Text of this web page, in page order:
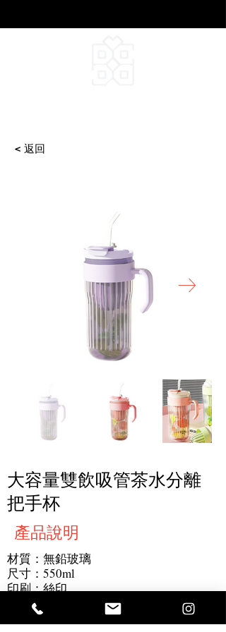
< 返回
大容量雙飲吸管茶水分離
把手杯
產品說明
材質：無鉛玻璃
尺寸：550ml
印刷：絲印
最小起訂量：100 件
產品細節：大容量設計，一杯雙飲可過